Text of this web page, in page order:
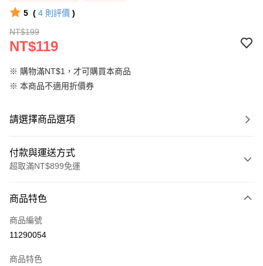
5 ( 4 則評價 )
NT$199
NT$119
※ 購物滿NT$1，才可購買本商品
※ 本商品不適用折價券
請選擇商品選項
付款與運送方式
超取滿NT$899免運
信用卡一次付款
信用卡分期付款
6 期 0 利率 每期
商品特色
商品編號
11290054
商品特色